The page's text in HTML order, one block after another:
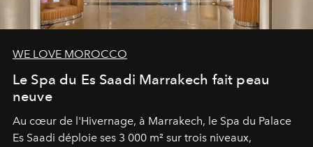
WE LOVE MOROCCO
Le Spa du Es Saadi Marrakech fait peau
neuve
Au cœur de l'Hivernage, à Marrakech, le Spa du Palace
Es Saadi déploie ses 3 000 m² sur trois niveaux,